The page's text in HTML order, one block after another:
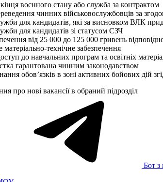
кінця воєнного стану або служба за контрактом
чинних військовослужбовців за
для кандидатів, які за висновком ВЛК
для кандидатів зі статусом СЗЧ
від 25 000 до 125 000 гривень
матеріально-технічне забезпечення
до навчальних програм та освітніх
гарантована чинним законодавством
обовʼязків в зоні активних бойових дій
про нові вакансії в обраний підрозділ
Бот з